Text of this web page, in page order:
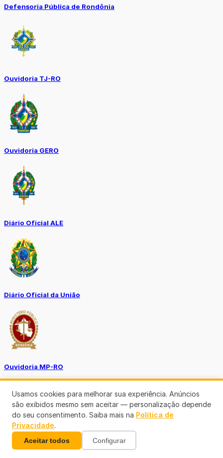
Defensoria Pública de Rondônia
Ouvidoria TJ-RO
Ouvidoria GERO
Diário Oficial ALE
Diário Oficial da União
Ouvidoria MP-RO
Diário Oficial Municípios
Usamos cookies para melhorar sua experiência. Anúncios
são exibidos mesmo sem aceitar — personalização depende
do seu consentimento. Saiba mais na Política de
Privacidade.
Aceitar todos Configurar